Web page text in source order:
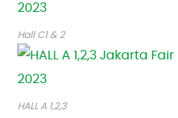
Hall C1 & 2
HALL A 1,2,3